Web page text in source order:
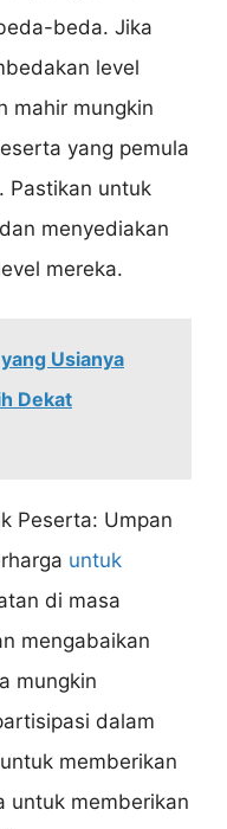
beda. Jika
level
mahir mungkin
yang pemula
Pastikan untuk
menyediakan
mereka.
Usianya
Dekat
Peserta: Umpan
untuk
di masa
mengabaikan
mungkin
dalam
memberikan
untuk memberikan